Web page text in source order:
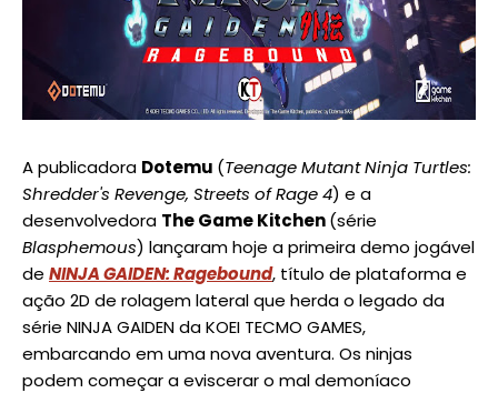
A publicadora Dotemu (Teenage Mutant Ninja Turtles:
Shredder's Revenge, Streets of Rage 4) e a
desenvolvedora The Game Kitchen(série
Blasphemous) lançaram hoje a primeira demo jogável
de NINJA GAIDEN: Ragebound, título de plataforma e
ação 2D de rolagem lateral que herda o legado da
série NINJA GAIDEN da KOEI TECMO GAMES,
embarcando em uma nova aventura. Os ninjas
podem começar a eviscerar o mal demoníaco